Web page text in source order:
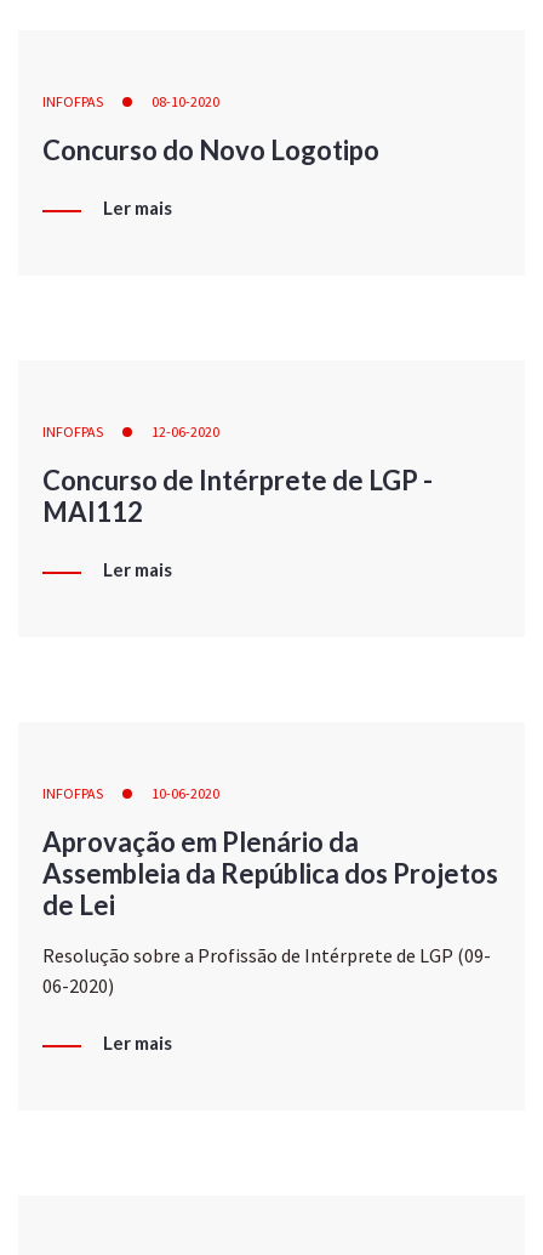
INFOFPAS 08-10-2020
Concurso do Novo Logotipo
Ler mais
INFOFPAS 12-06-2020
Concurso de Intérprete de LGP -
MAI112
Ler mais
INFOFPAS 10-06-2020
Aprovação em Plenário da
Assembleia da República dos Projetos
de Lei
Resolução sobre a Profissão de Intérprete de LGP (09-
06-2020)
Ler mais